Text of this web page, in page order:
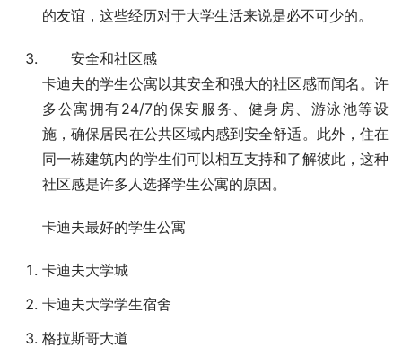
的友谊，这些经历对于大学生活来说是必不可少的。
安全和社区感
卡迪夫的学生公寓以其安全和强大的社区感而闻名。许
多公寓拥有24/7的保安服务、健身房、游泳池等设
施，确保居民在公共区域内感到安全舒适。此外，住在
同一栋建筑内的学生们可以相互支持和了解彼此，这种
社区感是许多人选择学生公寓的原因。
卡迪夫最好的学生公寓
卡迪夫大学城
卡迪夫大学学生宿舍
格拉斯哥大道